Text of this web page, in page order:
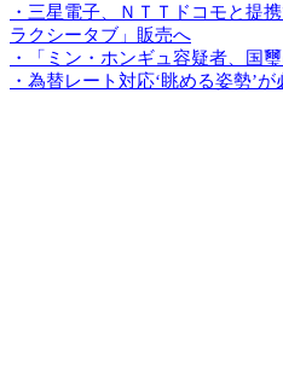
・三星電子、ＮＴＴドコモと提
ラクシータブ」販売へ
・「ミン・ホンギュ容疑者、国
・為替レート対応‘眺める姿勢’が